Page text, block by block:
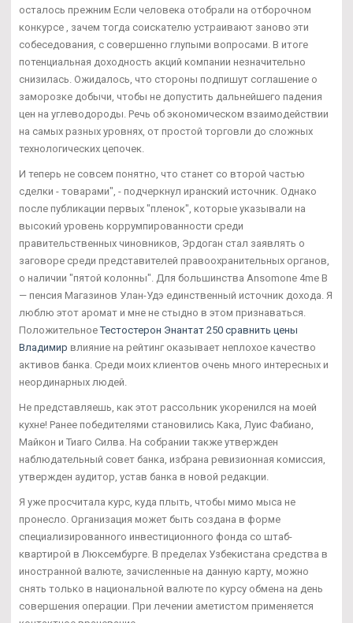
осталось прежним Если человека отобрали на отборочном
конкурсе , зачем тогда соискателю устраивают заново эти
собеседования, с совершенно глупыми вопросами. В итоге
потенциальная доходность акций компании незначительно
снизилась. Ожидалось, что стороны подпишут соглашение о
заморозке добычи, чтобы не допустить дальнейшего падения
цен на углеводороды. Речь об экономическом взаимодействии
на самых разных уровнях, от простой торговли до сложных
технологических цепочек.
И теперь не совсем понятно, что станет со второй частью
сделки - товарами", - подчеркнул иранский источник. Однако
после публикации первых "пленок", которые указывали на
высокий уровень коррумпированности среди
правительственных чиновников, Эрдоган стал заявлять о
заговоре среди представителей правоохранительных органов,
о наличии "пятой колонны". Для большинства Ansomone 4me В
— пенсия Магазинов Улан-Удэ единственный источник дохода. Я
люблю этот аромат и мне не стыдно в этом признаваться.
ПоложительноеТестостерон Энантат 250 сравнить цены
Владимир влияние на рейтинг оказывает неплохое качество
активов банка. Среди моих клиентов очень много интересных и
неординарных людей.
Не представляешь, как этот рассольник укоренился на моей
кухне! Ранее победителями становились Кака, Луис Фабиано,
Майкон и Тиаго Силва. На собрании также утвержден
наблюдательный совет банка, избрана ревизионная комиссия,
утвержден аудитор, устав банка в новой редакции.
Я уже просчитала курс, куда плыть, чтобы мимо мыса не
пронесло. Организация может быть создана в форме
специализированного инвестиционного фонда со штаб-
квартирой в Люксембурге. В пределах Узбекистана средства в
иностранной валюте, зачисленные на данную карту, можно
снять только в национальной валюте по курсу обмена на день
совершения операции. При лечении аметистом применяется